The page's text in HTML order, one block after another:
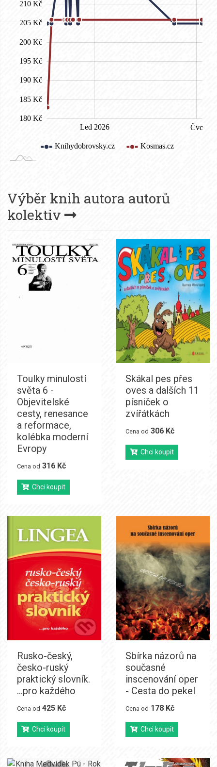
Výběr knih autora autorů
kolektiv
Toulky minulostí
světa 6 -
Objevitelské
cesty, renesance
a reformace,
kolébka moderní
Evropy
Cena od 316 Kč
Chci koupit
Skákal pes přes
oves a dalších 11
písniček o
zvířátkách
Cena od 306 Kč
Chci koupit
Rusko-český,
česko-ruský
praktický slovník.
...pro každého
Cena od 425 Kč
Chci koupit
Sbírka názorů na
současné
inscenování oper
- Cesta do pekel
Cena od 178 Kč
Chci koupit